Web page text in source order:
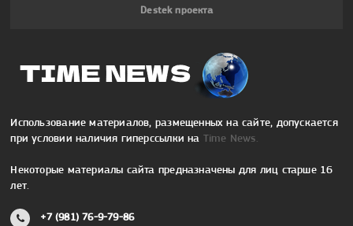
Destek проекта
Использование материалов, размещенных на сайте, допускается
при условии наличия гиперссылки на Time News.
Некоторые материалы сайта предназначены для лиц старше 16
лет.
+7 (981) 76-9-79-86